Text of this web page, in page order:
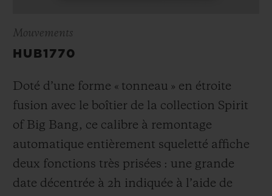
Mouvements
HUB1770
Doté d’une forme « tonneau » en étroite
fusion avec le boîtier de la collection Spirit
of Big Bang, ce calibre à remontage
automatique entièrement squeletté affiche
deux fonctions très prisées : une grande
date décentrée à 2h indiquée à l’aide de